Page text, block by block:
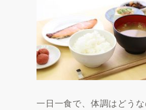
一日一食で、体調はどう